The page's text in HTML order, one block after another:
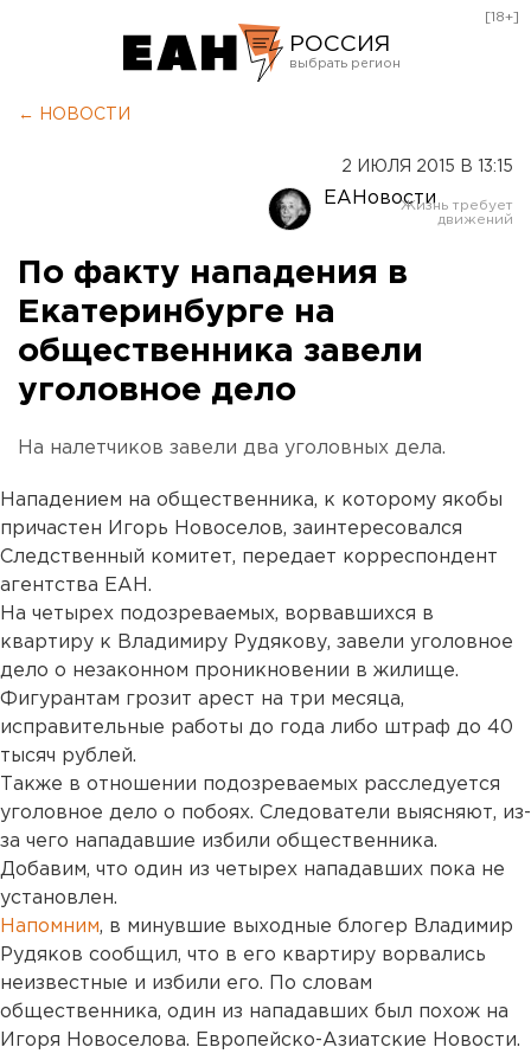
РОССИЯ
Оренбург
[18+]
← НОВОСТИ
2 ИЮЛЯ 2015 В 13:15
ЕАНовости
По факту нападения в
Екатеринбурге на
общественника завели
уголовное дело
На налетчиков завели два уголовных дела.
Нападением на общественника, к которому якобы
причастен Игорь Новоселов, заинтересовался
Следственный комитет, передает корреспондент
агентства ЕАН.
На четырех подозреваемых, ворвавшихся в
квартиру к Владимиру Рудякову, завели уголовное
дело о незаконном проникновении в жилище.
Фигурантам грозит арест на три месяца,
исправительные работы до года либо штраф до 40
тысяч рублей.
Также в отношении подозреваемых расследуется
уголовное дело о побоях. Следователи выясняют, из-
за чего нападавшие избили общественника.
Добавим, что один из четырех нападавших пока не
установлен.
Напомним, в минувшие выходные блогер Владимир
Рудяков сообщил, что в его квартиру ворвались
неизвестные и избили его. По словам
общественника, один из нападавших был похож на
Игоря Новоселова. Европейско-Азиатские Новости.